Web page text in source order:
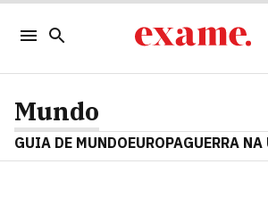
Mundo
GUIA DE MUNDOEUROPAGUERRA